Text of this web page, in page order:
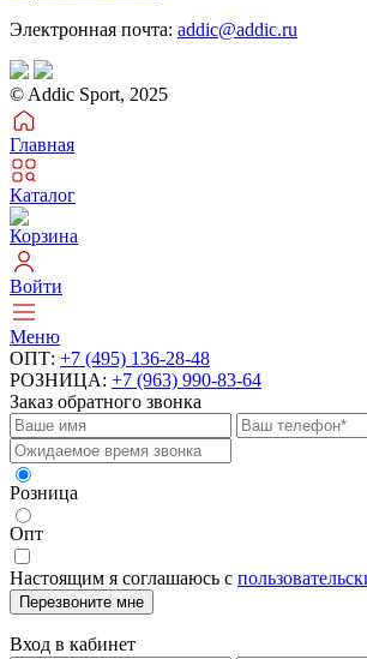
Электронная почта: addic@addic.ru
© Addic Sport, 2025
Главная
Каталог
Корзина
Войти
Меню
ОПТ: +7 (495) 136-28-48
РОЗНИЦА: +7 (963) 990-83-64
Заказ обратного звонка
Розница
Опт
Настоящим я соглашаюсь с
Перезвоните мне
Вход в кабинет